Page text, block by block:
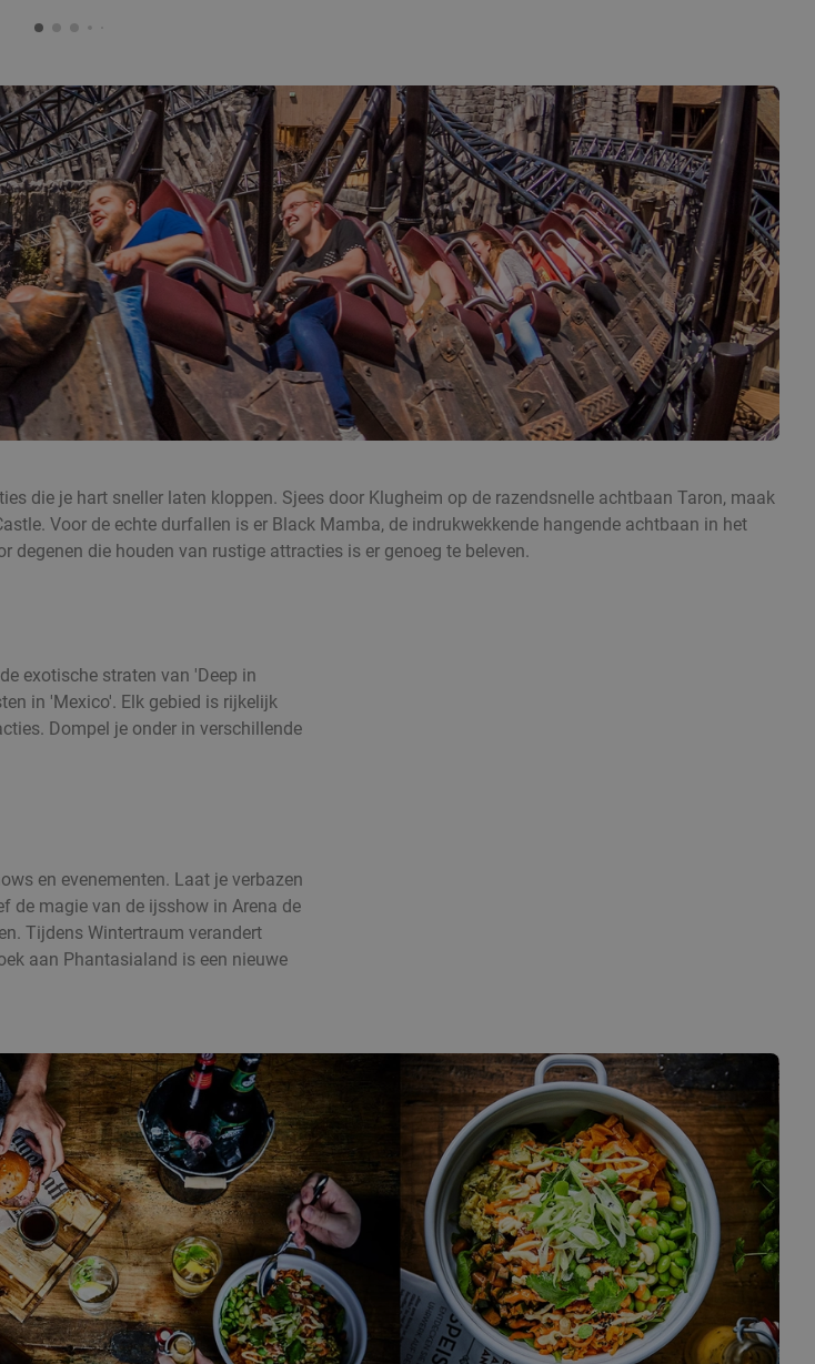
die je hart sneller laten kloppen. Sjees door Klugheim op de razendsnelle achtbaan Taron, maak
Voor de echte durfallen is er Black Mamba, de indrukwekkende hangende achtbaan in het
die houden van rustige attracties is er genoeg te beleven.
exotische straten van 'Deep in
in 'Mexico'. Elk gebied is rijkelijk
Dompel je onder in verschillende
en evenementen. Laat je verbazen
de magie van de ijsshow in Arena de
Tijdens Wintertraum verandert
aan Phantasialand is een nieuwe